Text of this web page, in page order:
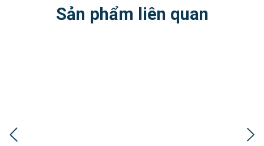
Sản phẩm liên quan